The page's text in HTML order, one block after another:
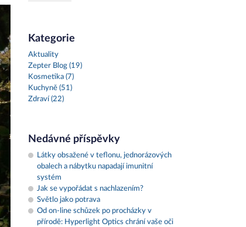
Kategorie
Aktuality
Zepter Blog (19)
Kosmetika (7)
Kuchyně (51)
Zdraví (22)
Nedávné příspěvky
Látky obsažené v teflonu, jednorázových
obalech a nábytku napadají imunitní
systém
Jak se vypořádat s nachlazením?
Světlo jako potrava
Od on-line schůzek po procházky v
přírodě: Hyperlight Optics chrání vaše oči